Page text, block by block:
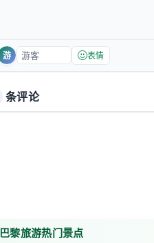
游 表情
条评论
巴黎旅游热门景点